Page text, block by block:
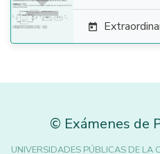

© Exámenes de
UNIVERSIDADES PÚBLICAS DE